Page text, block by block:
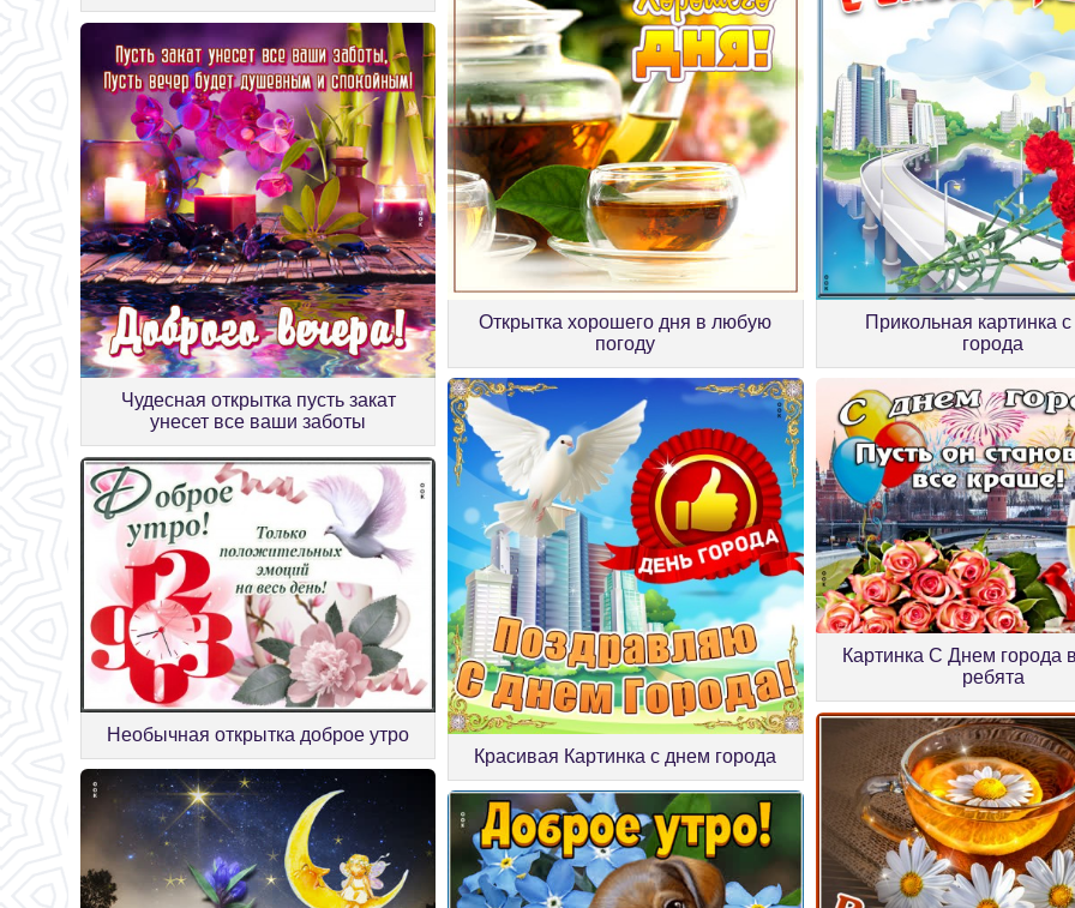
Чудесная открытка пусть закат
унесет все ваши заботы
Открытка хорошего дня в любую
погоду
Прикольная картинка
города
Необычная открытка доброе утро
Красивая Картинка с днем города
Картинка С Днем города
ребята